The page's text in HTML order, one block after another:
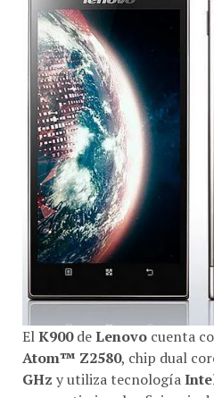
El K900deLenovo cuenta
Atom™ Z2580, chip dual
GHz y utiliza tecnología